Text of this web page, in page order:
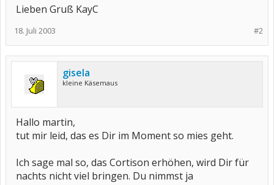
Lieben Gruß KayC
#2
18. Juli 2003
gisela
kleine Käsemaus
Hallo martin,
tut mir leid, das es Dir im Moment so mies geht.
Ich sage mal so, das Cortison erhöhen, wird Dir für
nachts nicht viel bringen. Du nimmst ja